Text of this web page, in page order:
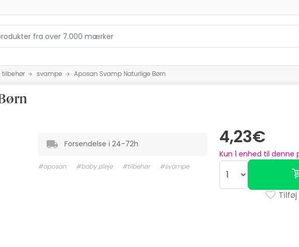
tilbehør svampe Aposan Svamp Naturlige Børn
4,23€
Kun 1 enhed til denne
Forsendelse i 24-72h
#aposan #baby pleje #tilbehør #svampe